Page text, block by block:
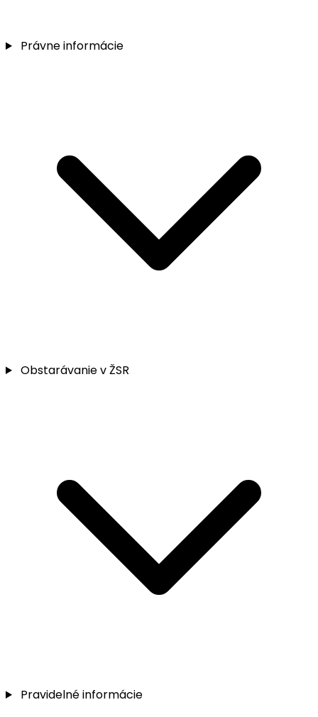
Právne informácie
Obstarávanie v ŽSR
Pravidelné informácie